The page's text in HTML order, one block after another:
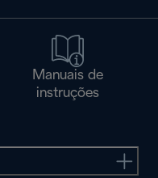
Manuais de
instruções